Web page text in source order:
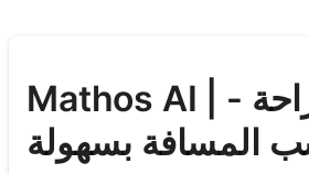
Mathos AI | حاسبة الإزاحة -
المسافة بسهولة